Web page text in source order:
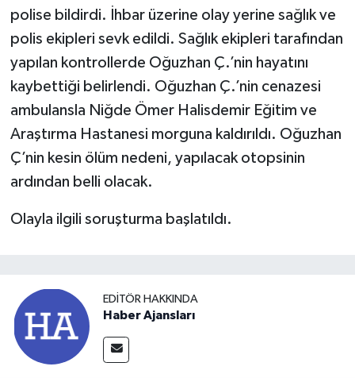
polise bildirdi. İhbar üzerine olay yerine sağlık ve
polis ekipleri sevk edildi. Sağlık ekipleri tarafından
yapılan kontrollerde Oğuzhan Ç.’nin hayatını
kaybettiği belirlendi. Oğuzhan Ç.’nin cenazesi
ambulansla Niğde Ömer Halisdemir Eğitim ve
Araştırma Hastanesi morguna kaldırıldı. Oğuzhan
Ç’nin kesin ölüm nedeni, yapılacak otopsinin
ardından belli olacak.
Olayla ilgili soruşturma başlatıldı.
EDITÖR HAKKINDA
Haber Ajansları